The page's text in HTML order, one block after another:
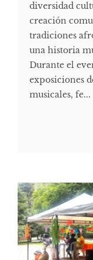
diversidad
creación
tradiciones
una historia
Durante el
exposiciones
musicales, fe...